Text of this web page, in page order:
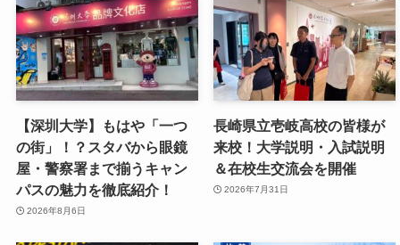
【深圳大学】もはや「一つ
の街」！？スタバから眼鏡
屋・警察署まで揃うキャン
パスの魅力を徹底紹介！
2026年8月6日
長崎県立壱岐高校の皆様が
来校！大学説明・入試説明
＆在校生交流会を開催
2026年7月31日